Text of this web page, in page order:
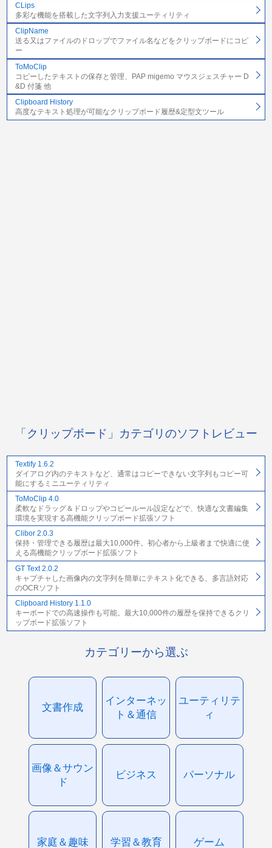
CLips
多彩な機能を搭載した文字列入力支援ユーティリティ
ClipName
送る又はファイルのドロップでファイル名などをクリップボードにコピ
ー
ToMoClip
コピーしたテキストの保存と管理、PAP migemo マウスジェスチャー D
&D 付箋 他
Clipboard History
高度なテキスト処理が可能なクリップボード履歴&定型文ツール
「クリップボード」カテゴリのソフトレビュー
Textify 1.6.2
ダイアログ内のテキストなど、通常はコピーできない文字列もコピー可
能にするミニユーティリティ
ToMoClip 4.0
柔軟なドラッグ＆ドロップやコピールール設定などで、快適な文書編集
環境を実現する高機能クリップボード拡張ソフト
Clibor 2.0.3
保持・管理できる履歴は最大10,000件。初心者から上級者まで快適に使
える高機能クリップボード拡張ソフト
GT Text 2.0.2
キャプチャした画像内の文字列を簡単にテキスト化できる、多言語対応
のOCRソフト
Clipboard History 1.1.0
キーボードでの高速操作も可能。最大10,000件の履歴を保持できるクリ
ップボード拡張ソフト
カテゴリーから選ぶ
文書作成
インターネッ
ト＆通信
ユーティリテ
ィ
画像＆サウン
ド
ビジネス パーソナル
家庭＆趣味 学習＆教育 ゲーム